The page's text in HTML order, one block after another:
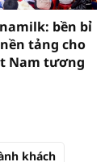
bền bỉ
tảng cho
Nam tương
khách